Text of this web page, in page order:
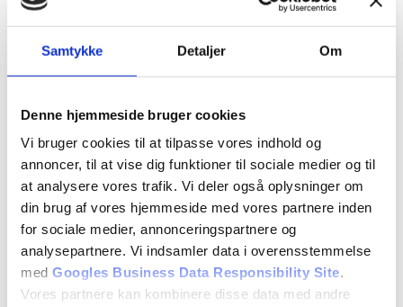
Samtykke Detaljer Om
Denne hjemmeside bruger cookies
Vi bruger cookies til at tilpasse vores indhold og
annoncer, til at vise dig funktioner til sociale medier og til
at analysere vores trafik. Vi deler også oplysninger om
din brug af vores hjemmeside med vores partnere inden
for sociale medier, annonceringspartnere og
analysepartnere. Vi indsamler data i overensstemmelse
med Googles Business Data Responsibility Site.
Vores partnere kan kombinere disse data med andre
Forsikringspligt
Grundregler for færdslen
Fare, ulempe og unødig ulempe
Signalgivning og brug af lys
Fri passage for bestemte trafikarter
7.1 Igangsætning og standsning ved kørebanekant
7.2 Placering under ligeud kørsel
7.3 Hastighed under ligeud kørsel
7.4 Vognbaneskift og sammenfletning